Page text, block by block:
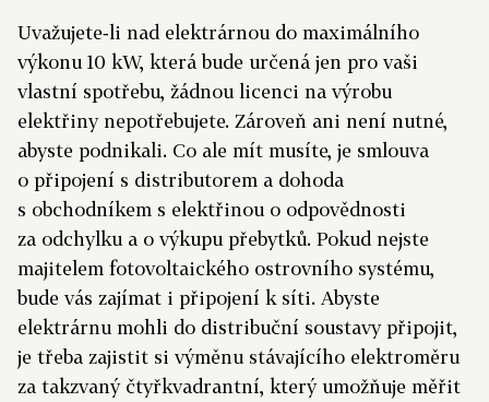
Uvažujete‑li nad elektrárnou do maximálního
výkonu 10 kW, která bude určená jen pro vaši
vlastní spotřebu, žádnou licenci na výrobu
elektřiny nepotřebujete. Zároveň ani není nutné,
abyste podnikali. Co ale mít musíte, je smlouva
o připojení s distributorem a dohoda
s obchodníkem s elektřinou o odpovědnosti
za odchylku a o výkupu přebytků. Pokud nejste
majitelem fotovoltaického ostrovního systému,
bude vás zajímat i připojení k síti. Abyste
elektrárnu mohli do distribuční soustavy připojit,
je třeba zajistit si výměnu stávajícího elektroměru
za takzvaný čtyřkvadrantní, který umožňuje měřit